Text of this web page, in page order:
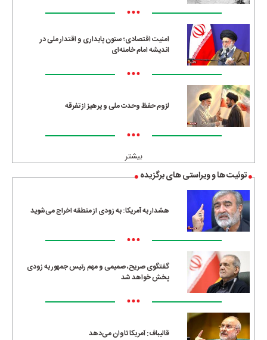
•••
امنیت اقتصادی؛ ستون پایداری و اقتدار ملی در
اندیشه امام خامنه‌ای
•••
لزوم حفظ وحدت ملی و پرهیز از تفرقه
•••
بیشتر
توئیت ها و ویراستی های برگزیده
هشدار به آمریکا: به زودی از منطقه اخراج می‌شوید
•••
گفتگوی صریح، صمیمی و مهم رئیس جمهور به زودی
پخش خواهد شد
•••
قالیباف: آمریکا تاوان می‌دهد